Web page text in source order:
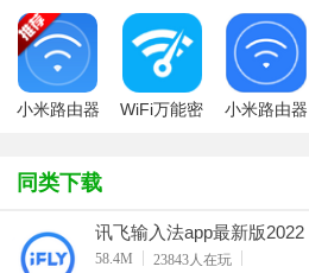
游手游
人千炮版
2022微信版
本
九游版最新
版
小米路由器
WiFi万能密
小米路由器
同类下载
讯飞输入法app最新版2022
58.4M 23843人在玩